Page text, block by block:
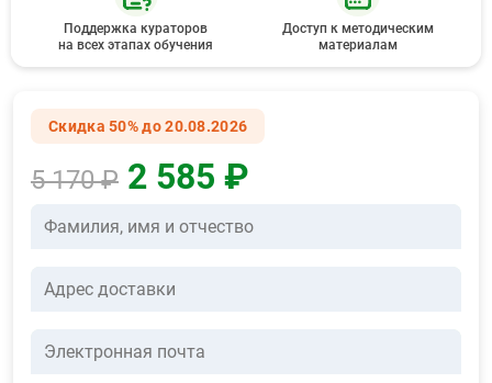
Поддержка кураторов
на всех этапах обучения
Доступ к методическим
материалам
Скидка 50% до 20.08.2026
5 170 ₽ 2 585 ₽
Фамилия, имя и отчество
Адрес доставки
Электронная почта